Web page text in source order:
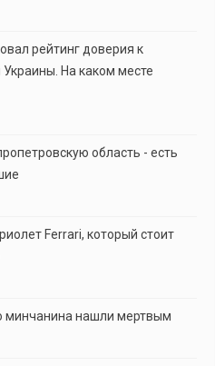
рейтинг доверия к
На каком месте
область - есть
Ferrari, который стоит
минчанина нашли мертвым